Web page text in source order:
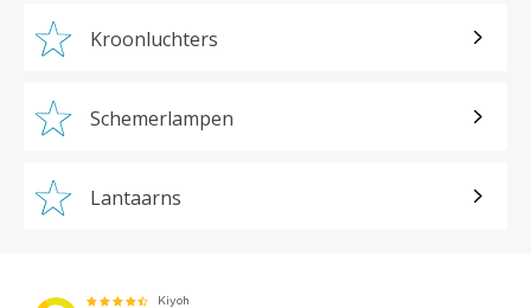
Kroonluchters
Schemerlampen
Lantaarns